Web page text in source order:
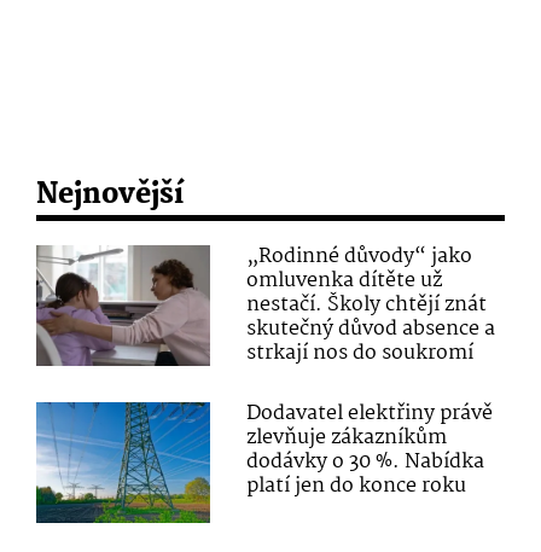
Nejnovější
„Rodinné důvody“ jako
omluvenka dítěte už
nestačí. Školy chtějí znát
skutečný důvod absence a
strkají nos do soukromí
Dodavatel elektřiny právě
zlevňuje zákazníkům
dodávky o 30 %. Nabídka
platí jen do konce roku